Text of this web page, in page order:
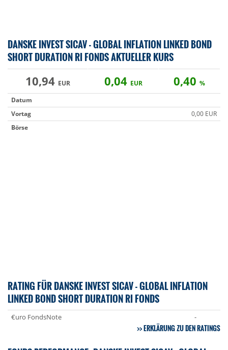
DANSKE INVEST SICAV - GLOBAL INFLATION LINKED BOND
SHORT DURATION RI FONDS AKTUELLER KURS
10,94 EUR 0,04 EUR 0,40 %
Datum
Vortag
0,00 EUR
Börse
RATING FÜR DANSKE INVEST SICAV - GLOBAL INFLATION
LINKED BOND SHORT DURATION RI FONDS
€uro FondsNote -
ERKLÄRUNG ZU DEN RATINGS